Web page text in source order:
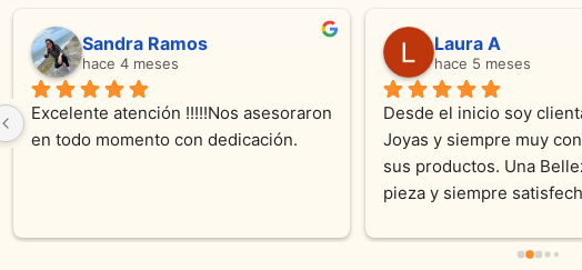
Sandra Ramos
hace 4 meses
Excelente atención !!!!!Nos asesoraron
en todo momento con dedicación.
Laura A
hace 5 meses
Desde el inicio soy
Joyas y siempre muy
sus productos. Una
pieza y siempre
recomendable